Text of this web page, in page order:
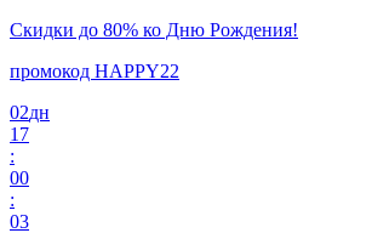
Скидки до 80% ко Дню Рождения!
промокод HAPPY22
02дн
17
:
00
:
03